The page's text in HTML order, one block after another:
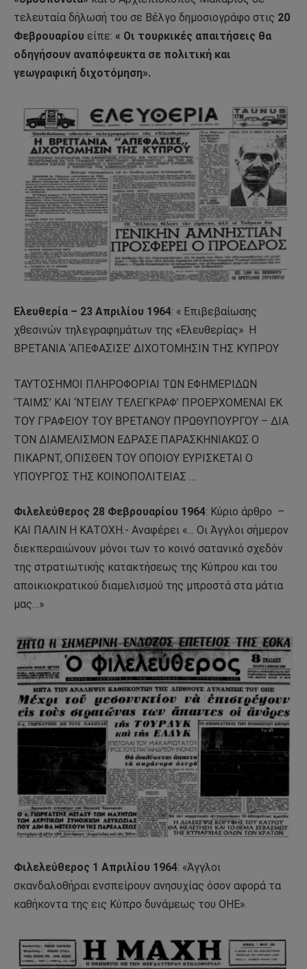
τελευταία δήλωσή του σε Βέλγο δημοσιογράφο στις 20
Φεβρουαρίου είπε: « Οι τουρκικές απαιτήσεις θα
οδηγήσουν αναπόφευκτα σε πολιτική και
γεωγραφική διχοτόμηση».
Ελευθερία – 23 Απριλίου 1964: « Επιβεβαίωσης
χθεσινών τηλεγραφημάτων της «Ελευθερίας» Η
ΒΡΕΤΑΝΙΑ ‘ΑΠΕΦΑΣΙΣΕ’ ΔΙΧΟΤΟΜΗΣΙΝ ΤΗΣ ΚΥΠΡΟΥ
ΤΑΥΤΟΣΗΜΟΙ ΠΛΗΡΟΦΟΡΙΑΙ ΤΩΝ ΕΦΗΜΕΡΙΔΩΝ
‘ΤΑΙΜΣ’ ΚΑΙ ‘ΝΤΕΙΛΥ ΤΕΛΕΓΚΡΑΦ’ ΠΡΟΕΡΧΟΜΕΝΑΙ ΕΚ
ΤΟΥ ΓΡΑΦΕΙΟΥ ΤΟΥ ΒΡΕΤΑΝΟΥ ΠΡΩΘΥΠΟΥΡΓΟΥ – ΔΙΑ
ΤΟΝ ΔΙΑΜΕΛΙΣΜΟΝ ΕΔΡΑΣΕ ΠΑΡΑΣΚΗΝΙΑΚΩΣ Ο
ΠΙΚΑΡΝΤ, ΟΠΙΣΘΕΝ ΤΟΥ ΟΠΟΙΟΥ ΕΥΡΙΣΚΕΤΑΙ Ο
ΥΠΟΥΡΓΟΣ ΤΗΣ ΚΟΙΝΟΠΟΛΙΤΕΙΑΣ …
Φιλελεύθερος 28 Φεβρουαρίου 1964: Κύριο άρθρο –
ΚΑΙ ΠΑΛΙΝ Η ΚΑΤΟΧΗ.- Αναφέρει «… Οι Άγγλοι σήμερον
διεκπεραιώνουν μόνοι των το κοινό σατανικό σχεδόν
της στρατιωτικής κατακτήσεως της Κύπρου και του
αποικιοκρατικού διαμελισμού της μπροστά στα μάτια
μας…»
Φιλελεύθερος 1 Απριλίου 1964: «Άγγλοι
σκανδαλοθήραι ενσπείρουν ανησυχίας όσον αφορά τα
καθήκοντα της εις Κύπρο δυνάμεως του ΟΗΕ».